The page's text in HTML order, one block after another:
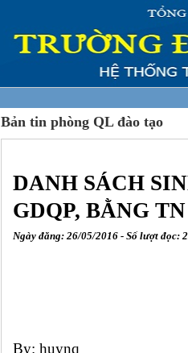
Bản tin phòng QL đào tạo
DANH SÁCH
GDQP, BẰNG
Ngày đăng: 26/05/2016 - Số lượt đọc:
By: huynq